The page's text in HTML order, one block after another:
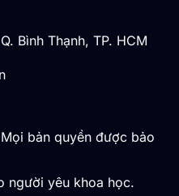
Bình Thạnh, TP. HCM
bản quyền được bảo
người yêu khoa học.